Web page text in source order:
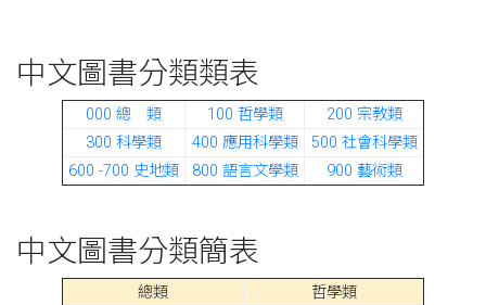
中文圖書分類類表
000 總 類 100 哲學類
200 宗教類
300 科學類
400 應用科學類
500 社會科學類
600 -700 史地類
800 語言文學類 900 藝術類
中文圖書分類簡表
總類
哲學類